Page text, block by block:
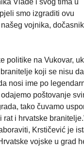
smo izgraditi ovu
vojnika,
politike na Vukovar,
koji se nisu
nosi ime po
poštovanje
tako čuvamo
i hrvatske
Krstičević je
vojske u grad